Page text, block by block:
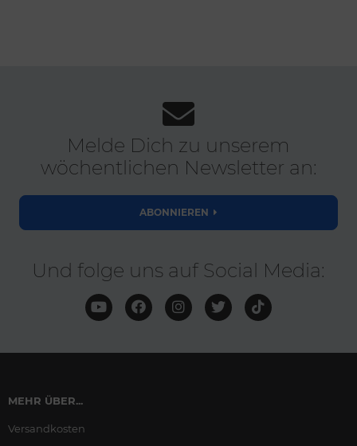
Melde Dich zu unserem
wöchentlichen Newsletter an:
ABONNIEREN
Und folge uns auf Social Media:
MEHR ÜBER...
Versandkosten